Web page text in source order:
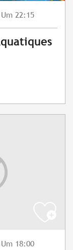
Um 22:15
Um 18:00